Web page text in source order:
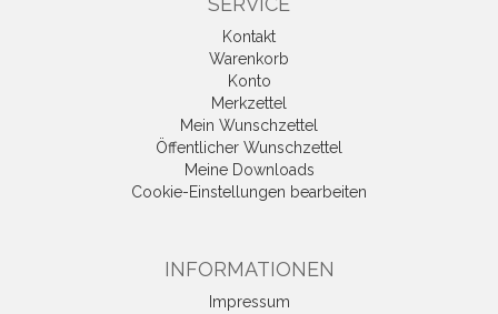
Kontakt
Warenkorb
Konto
Merkzettel
Mein Wunschzettel
Öffentlicher Wunschzettel
Meine Downloads
Cookie-Einstellungen bearbeiten
INFORMATIONEN
Impressum